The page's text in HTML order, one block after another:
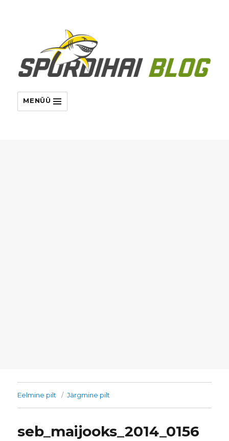
MENÜÜ
Eelmine pilt Järgmine pilt
seb_maijooks_2014_0156